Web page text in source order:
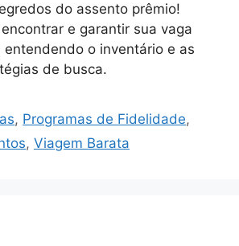
do assento prêmio!
e garantir sua vaga
entendendo o inventário e as
de busca.
, Programas de Fidelidade,
, Viagem Barata